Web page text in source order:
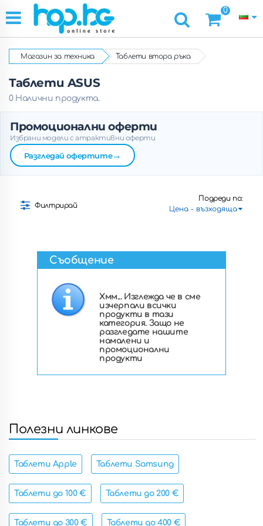
0
Магазин за техника Таблети втора ръка
Таблети ASUS
0 Налични продукта.
Промоционални оферти
Избрани модели с атрактивни оферти
Разгледай офертите→
Филтрирай
Подреди по:
Съобщение
Хмм... Изглежда че в сме
изчерпали всички
продукти в тази
категория. Защо не
разгледате нашите
намалени и
промоционални
продукти
Полезни линкове
Таблети Apple Таблети Samsung
Таблети до 100 € Таблети до 200 €
Таблети до 300 € Таблети до 400 €